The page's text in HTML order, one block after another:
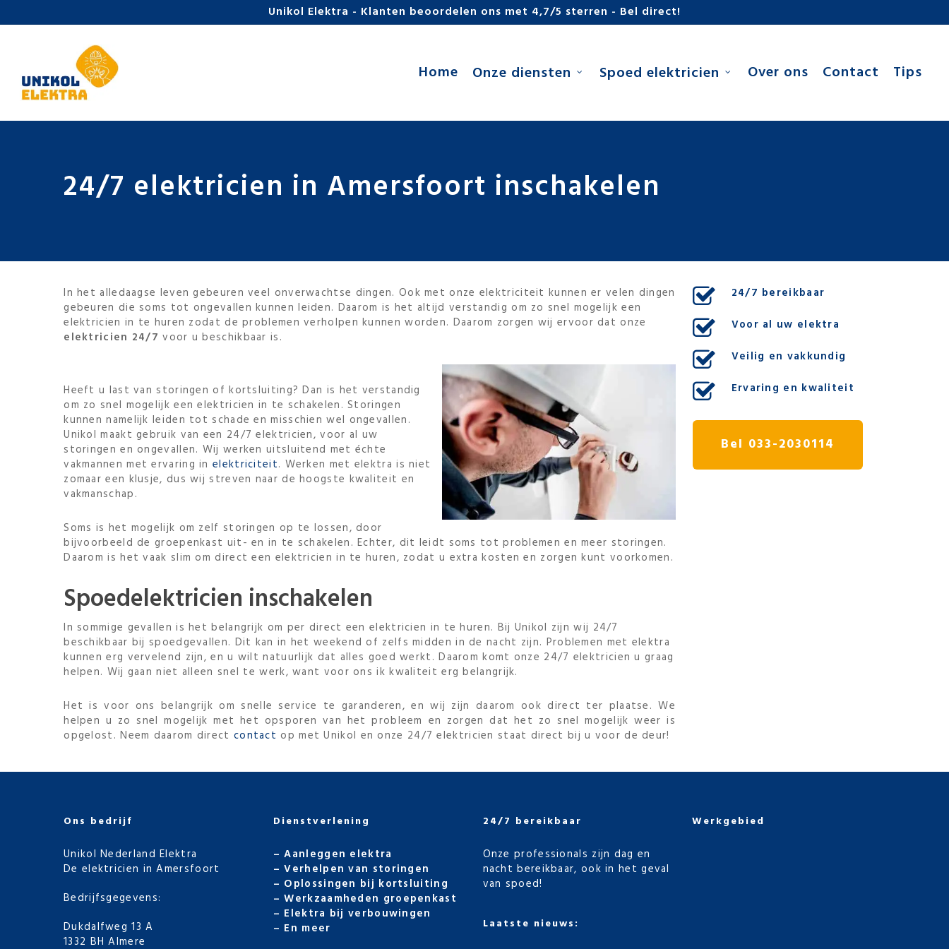
to
Unikol Elektra - Klanten beoordelen ons met 4,7/5 sterren - Bel direct!
Home Onze diensten Spoed elektricien Over ons Contact Tips
24/7 elektricien in Amersfoort inschakelen
In het alledaagse leven gebeuren veel onverwachtse dingen. Ook met onze elektriciteit kunnen er velen dingen
gebeuren die soms tot ongevallen kunnen leiden. Daarom is het altijd verstandig om zo snel mogelijk een
elektricien in te huren zodat de problemen verholpen kunnen worden. Daarom zorgen wij ervoor dat onze
elektricien 24/7 voor u beschikbaar is.
Heeft u last van storingen of kortsluiting? Dan is het verstandig
om zo snel mogelijk een elektricien in te schakelen. Storingen
kunnen namelijk leiden tot schade en misschien wel ongevallen.
Unikol maakt gebruik van een 24/7 elektricien, voor al uw
storingen en ongevallen. Wij werken uitsluitend met échte
vakmannen met ervaring inelektriciteit. Werken met elektra is niet
zomaar een klusje, dus wij streven naar de hoogste kwaliteit en
vakmanschap.
Soms is het mogelijk om zelf storingen op te lossen, door
bijvoorbeeld de groepenkast uit- en in te schakelen. Echter, dit leidt soms tot problemen en meer storingen.
Daarom is het vaak slim om direct een elektricien in te huren, zodat u extra kosten en zorgen kunt voorkomen.
Spoedelektricien inschakelen
In sommige gevallen is het belangrijk om per direct een elektricien in te huren. Bij Unikol zijn wij 24/7
beschikbaar bij spoedgevallen. Dit kan in het weekend of zelfs midden in de nacht zijn. Problemen met elektra
kunnen erg vervelend zijn, en u wilt natuurlijk dat alles goed werkt. Daarom komt onze 24/7 elektricien u graag
helpen. Wij gaan niet alleen snel te werk, want voor ons ik kwaliteit erg belangrijk.
Het is voor ons belangrijk om snelle service te garanderen, en wij zijn daarom ook direct ter plaatse. We
helpen u zo snel mogelijk met het opsporen van het probleem en zorgen dat het zo snel mogelijk weer is
opgelost. Neem daarom direct contact op met Unikol en onze 24/7 elektricien staat direct bij u voor de deur!
24/7 bereikbaar
Voor al uw elektra
Veilig en vakkundig
Ervaring en kwaliteit
Bel 033-2030114
Ons bedrijf
Unikol Nederland Elektra
De elektricien in Amersfoort
Bedrijfsgegevens:
Dukdalfweg 13 A
1332 BH Almere
Dienstverlening
–Aanleggen elektra
–Verhelpen van storingen
– Oplossingen bij kortsluiting
–Werkzaamheden groepenkast
– Elektra bij verbouwingen
– En meer
24/7 bereikbaar
Onze professionals zijn dag en
nacht bereikbaar, ook in het geval
van spoed!
Laatste nieuws:
Werkgebied